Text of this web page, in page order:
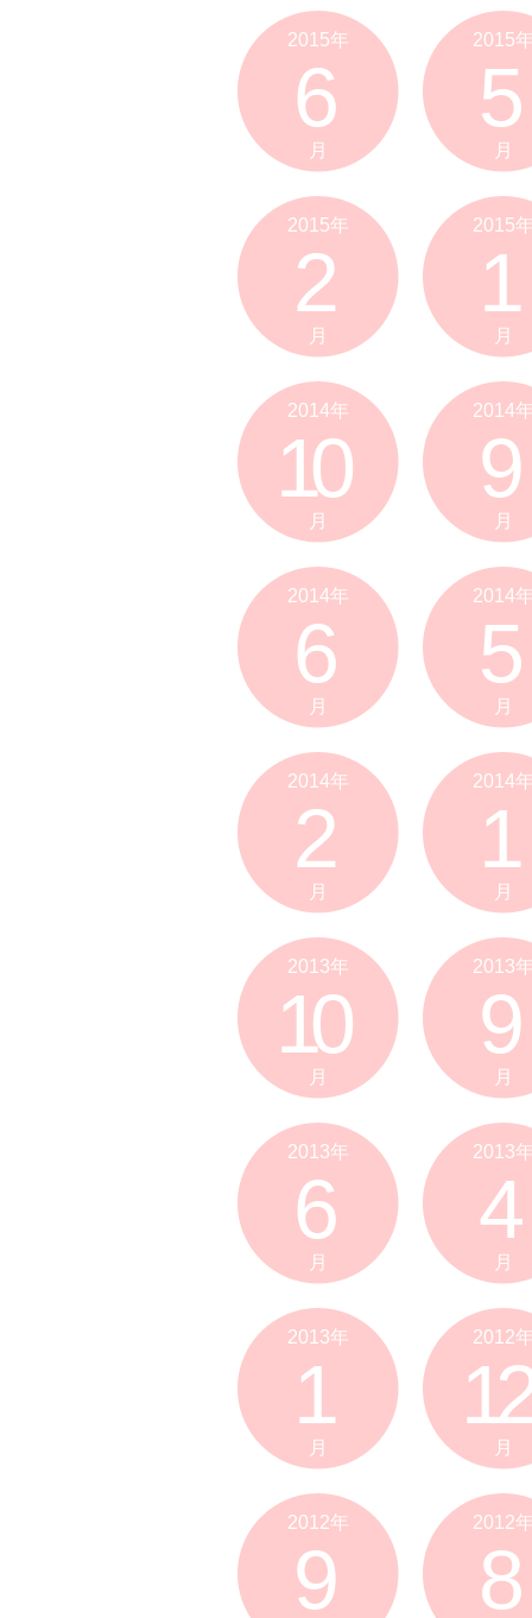
2015年
6
月
2015
5
月
2015年
2
月
2015
1
月
2014年
10
月
2014
9
月
2014年
6
月
2014
5
月
2014年
2
月
2014
1
月
2013年
10
月
2013
9
月
2013年
6
月
2013
4
月
2013年
1
月
2012
12
月
2012年
9
2012
8